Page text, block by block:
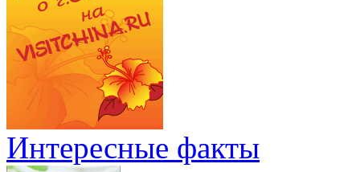
Интересные факты